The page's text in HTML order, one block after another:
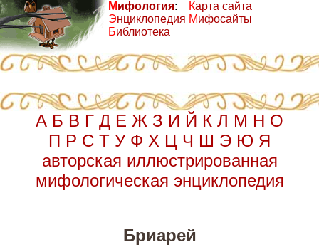
Мифология:
Энциклопедия
Библиотека
Карта сайта
Мифосайты
А Б В Г Д Е Ж З И Й К Л М Н О
П Р С Т У Ф Х Ц Ч Ш Э Ю Я
авторская иллюстрированная
мифологическая энциклопедия
Бриарей